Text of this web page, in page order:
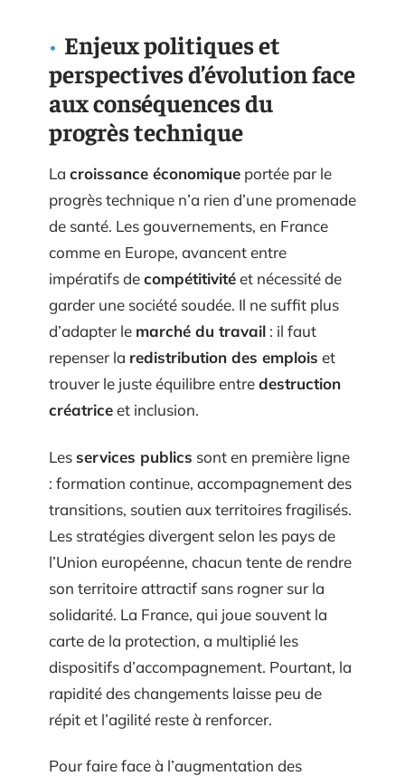
Enjeux politiques et
perspectives d’évolution face
aux conséquences du
progrès technique
La croissance économique portée par le
progrès technique n’a rien d’une promenade
de santé. Les gouvernements, en France
comme en Europe, avancent entre
impératifs decompétitivitéet nécessité de
garder une société soudée. Il ne suffit plus
d’adapter le marché du travail : il faut
repenser la redistribution des emplois et
trouver le juste équilibre entredestruction
créatriceet inclusion.
Lesservices publics sont en première ligne
: formation continue, accompagnement des
transitions, soutien aux territoires fragilisés.
Les stratégies divergent selon les pays de
l’Union européenne, chacun tente de rendre
son territoire attractif sans rogner sur la
solidarité. La France, qui joue souvent la
carte de la protection, a multiplié les
dispositifs d’accompagnement. Pourtant, la
rapidité des changements laisse peu de
répit et l’agilité reste à renforcer.
Pour faire face à l’augmentation des